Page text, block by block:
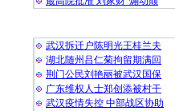
武汉拆迁户陈明光王桂兰夫
湖北随州吕仁菊拘留期满回
荆门公民刘艳丽被武汉国保
广东维权人士郑创添被村干
武汉疫情失控 中部战区协助